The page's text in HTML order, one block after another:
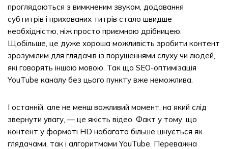
проглядаються з вимкненим звуком, додавання
субтитрів і прихованих титрів стало швидше
необхідністю, ніж просто приємною дрібницею.
Щобільше, це дуже хороша можливість зробити контент
зрозумілим для глядачів із порушеннями слуху чи людей,
які говорять іншою мовою. Так що SEO-оптимізація
YouTube каналу без цього пункту вже неможлива.
І останній, але не менш важливий момент, на який слід
звернути увагу, — це якість відео. Факт у тому, що
контент у форматі HD набагато більше цінується як
глядачами, так і алгоритмами YouTube. Переважна